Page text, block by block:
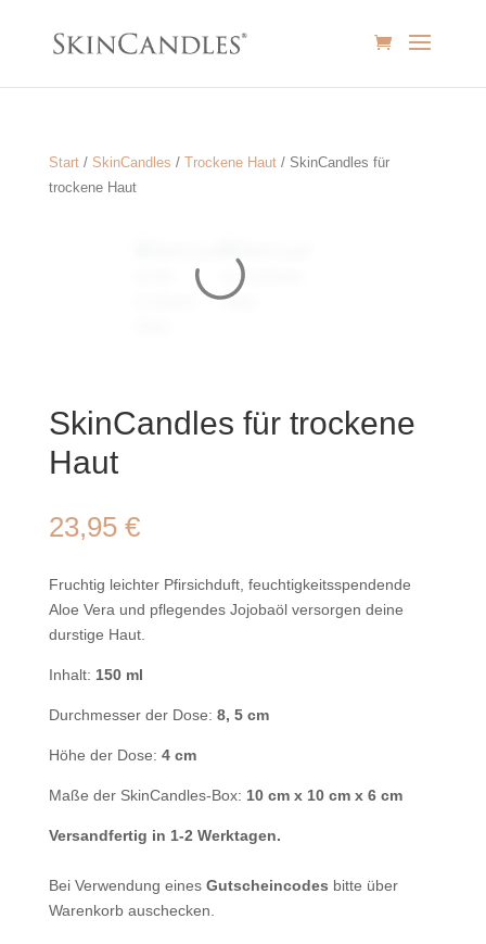
Start/ SkinCandles / Trockene Haut/ SkinCandles für
trockene Haut
SkinCandles für trockene
Haut
23,95 €
Fruchtig leichter Pfirsichduft, feuchtigkeitsspendende
Aloe Vera und pflegendes Jojobaöl versorgen deine
durstige Haut.
Inhalt: 150 ml
Durchmesser der Dose: 8, 5 cm
Höhe der Dose: 4 cm
Maße der SkinCandles-Box: 10 cm x 10 cm x 6 cm
Versandfertig in 1-2 Werktagen.
Bei Verwendung einesGutscheincodes bitte über
Warenkorb auschecken.